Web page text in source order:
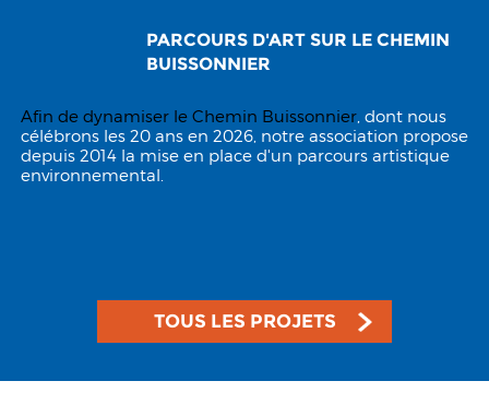
PARCOURS D'ART SUR LE CHEMIN
BUISSONNIER
Afin de dynamiser le Chemin Buissonnier, dont nous
célébrons les 20 ans en 2026, notre association propose
depuis 2014 la mise en place d'un parcours artistique
environnemental.
TOUS LES PROJETS